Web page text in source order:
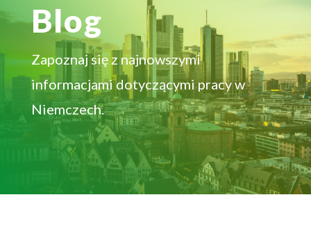
Blog
Zapoznaj się z najnowszymi
informacjami dotyczącymi pracy w
Niemczech.